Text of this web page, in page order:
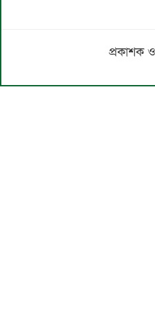
প্রকাশক